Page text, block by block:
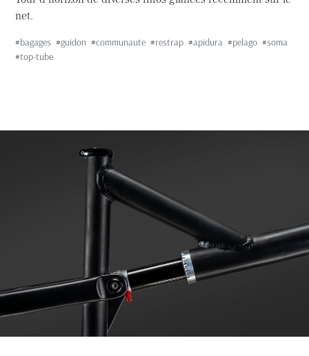
net.
#bagages #guidon #communaute #restrap #apidura #pelago #soma
#top-tube